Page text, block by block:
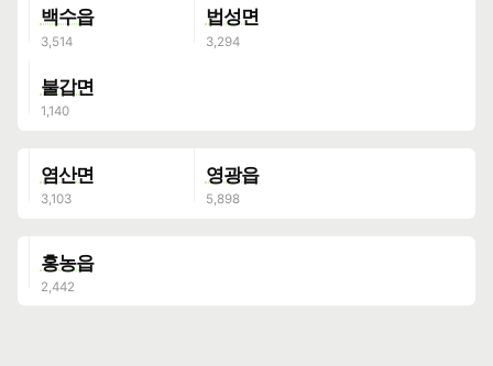
백수읍 법성면
불갑면
염산면 영광읍
홍농읍